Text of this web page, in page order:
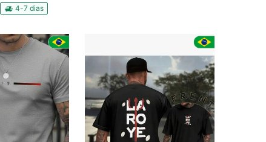
4-7 dias